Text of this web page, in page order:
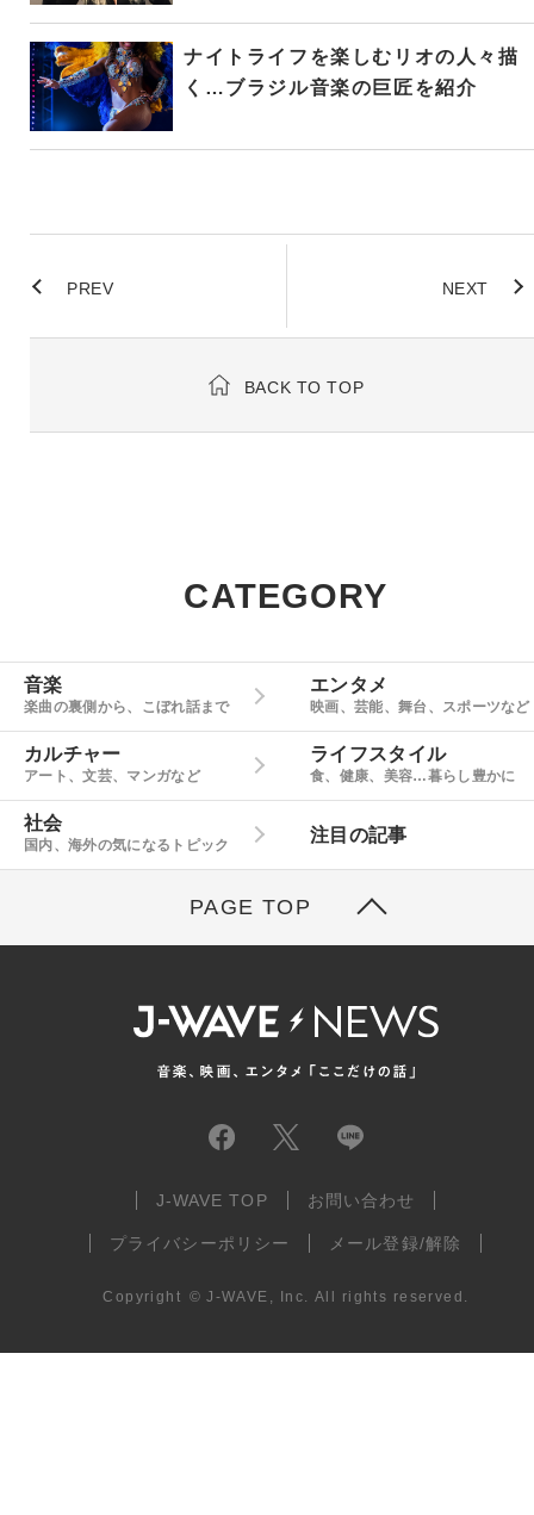
ナイトライフを楽しむリオの人々描
く…ブラジル音楽の巨匠を紹介
PREV NEXT
BACK TO TOP
CATEGORY
音楽
楽曲の裏側から、こぼれ話まで
エンタメ
映画、芸能、舞台、スポーツなど
カルチャー
アート、文芸、マンガなど
ライフスタイル
食、健康、美容…暮らし豊かに
社会
国内、海外の気になるトピック
注目の記事
PAGE TOP
J-WAVE TOP お問い合わせ
プライバシーポリシー メール登録/解除
Copyright © J-WAVE, Inc. All rights reserved.